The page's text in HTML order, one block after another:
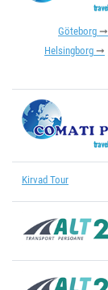
Göteborg
Helsingborg
Kirvad Tour